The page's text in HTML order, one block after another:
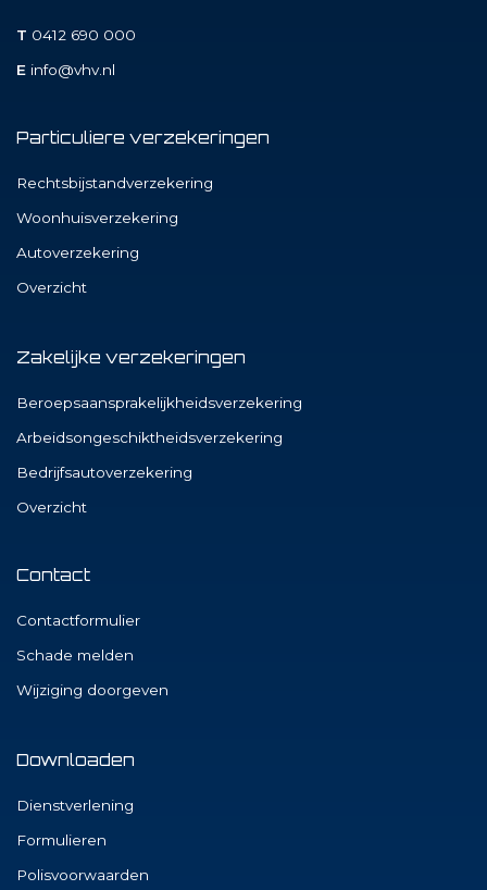
T 0412 690 000
E info@vhv.nl
Particuliere verzekeringen
Rechtsbijstandverzekering
Woonhuisverzekering
Autoverzekering
Overzicht
Zakelijke verzekeringen
Beroepsaansprakelijkheidsverzekering
Arbeidsongeschiktheidsverzekering
Bedrijfsautoverzekering
Overzicht
Contact
Contactformulier
Schade melden
Wijziging doorgeven
Downloaden
Dienstverlening
Formulieren
Polisvoorwaarden